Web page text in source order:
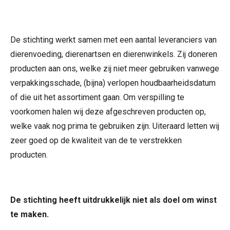
De stichting werkt samen met een aantal leveranciers van
dierenvoeding, dierenartsen en dierenwinkels. Zij doneren
producten aan ons, welke zij niet meer gebruiken vanwege
verpakkingsschade, (bijna) verlopen houdbaarheidsdatum
of die uit het assortiment gaan. Om verspilling te
voorkomen halen wij deze afgeschreven producten op,
welke vaak nog prima te gebruiken zijn. Uiteraard letten wij
zeer goed op de kwaliteit van de te verstrekken
producten.
De stichting heeft uitdrukkelijk niet als doel om winst
te maken.